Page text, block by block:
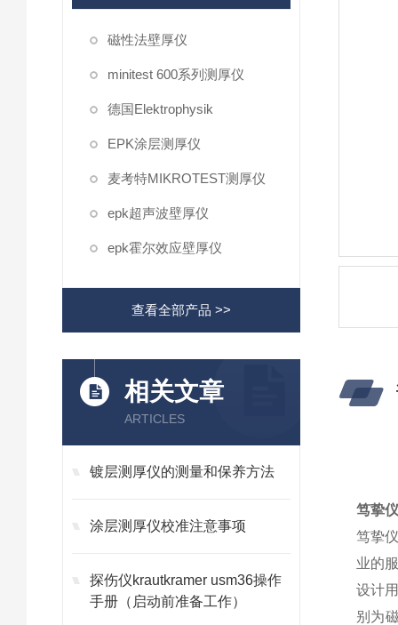
磁性法壁厚仪
minitest 600系列测厚仪
德国Elektrophysik
EPK涂层测厚仪
麦考特MIKROTEST测厚仪
epk超声波壁厚仪
epk霍尔效应壁厚仪
查看全部产品 >>
相关文章
ARTICLES
镀层测厚仪的测量和保养方法
涂层测厚仪校准注意事项
探伤仪krautkramer usm36操作
手册（启动前准备工作）
笃挚
笃挚
业的
设计
别为